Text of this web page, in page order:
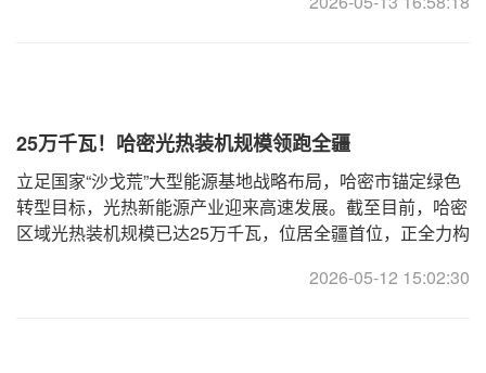
25万千瓦！哈密光热装机规模领跑全疆
立足国家“沙戈荒”大型能源基地战略布局，哈密市锚定绿色
转型目标，光热新能源产业迎来高速发展。截至目前，哈密
区域光热装机规模已达25万千瓦，位居全疆首位，正全力构
2026-05-12 15:02:30